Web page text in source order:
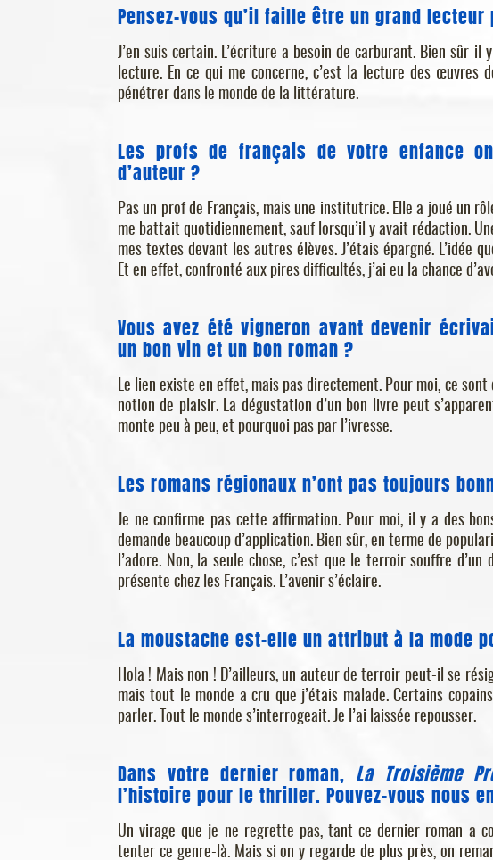
Pensez-vous qu’il faille être un grand
J’en suis certain. L’écriture a besoin de carburant. Bien sûr
lecture. En ce qui me concerne, c’est la lecture des œuvres
pénétrer dans le monde de la littérature.
Les profs de français de votre enfance
d’auteur ?
Pas un prof de Français, mais une institutrice. Elle a joué un
me battait quotidiennement, sauf lorsqu’il y avait rédaction.
mes textes devant les autres élèves. J’étais épargné. L’idée
Et en effet, confronté aux pires difficultés, j’ai eu la chance
Vous avez été vigneron avant devenir
un bon vin et un bon roman ?
Le lien existe en effet, mais pas directement. Pour moi, ce
notion de plaisir. La dégustation d’un bon livre peut
monte peu à peu, et pourquoi pas par l’ivresse.
Les romans régionaux n’ont pas toujours
Je ne confirme pas cette affirmation. Pour moi, il y a des
demande beaucoup d’application. Bien sûr, en terme de
l’adore. Non, la seule chose, c’est que le terroir souffre
présente chez les Français. L’avenir s’éclaire.
La moustache est-elle un attribut à la mode
Hola ! Mais non ! D’ailleurs, un auteur de terroir peut-il se
mais tout le monde a cru que j’étais malade. Certains
parler. Tout le monde s’interrogeait. Je l’ai laissée repousser.
Dans votre dernier roman, La Troisième
l’histoire pour le thriller. Pouvez-vous nous
Un virage que je ne regrette pas, tant ce dernier roman a
tenter ce genre-là. Mais si on y regarde de plus près, on